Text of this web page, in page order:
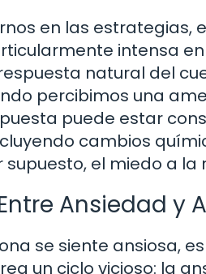
en las estrategias,
intensa
natural del
percibimos una
puede estar
cambios
supuesto, el miedo a la
Ansiedad y
se siente ansiosa,
un ciclo vicioso: la